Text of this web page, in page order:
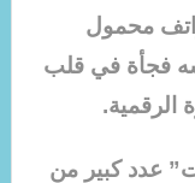
محمول
فجأة في قلب
الرقمية.
عدد كبير من